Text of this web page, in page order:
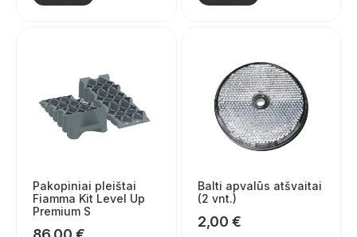
Pakopiniai pleištai
Fiamma Kit Level Up
Premium S
Balti apvalūs atšvaitai
(2 vnt.)
2,00 €